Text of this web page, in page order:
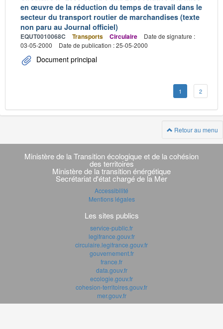
en œuvre de la réduction du temps de travail dans le
secteur du transport routier de marchandises (texte
non paru au Journal officiel)
EQUT0010068C Transports Circulaire
Date de signature :
03-05-2000
Date de publication : 25-05-2000
Document principal
1 2
Retour au menu
Navigation
transverse
Ministère de la Transition écologique et de la cohésion
des territoires
Ministère de la transition énérgétique
Secrétariat d'état chargé de la Mer
Accessibilité
Mentions légales
Les sites publics
service-public.fr
legifrance.gouv.fr
circulaire.legifrance.gouv.fr
gouvernement.fr
france.fr
data.gouv.fr
ecologie.gouv.fr
cohesion-territoires.gouv.fr
mer.gouv.fr